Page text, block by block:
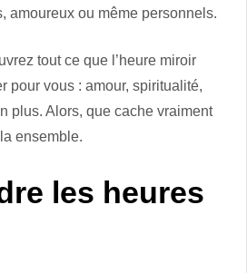
amoureux ou même personnels.
tout ce que l’heure miroir
pour vous : amour, spiritualité,
plus. Alors, que cache vraiment
ensemble.
les heures